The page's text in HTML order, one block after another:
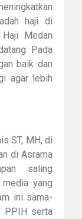
haji di
Medan
Pada
baik dan
agar lebih
ST, MH, di
di Asrama
saling
yang
ini sama-
PPIH serta